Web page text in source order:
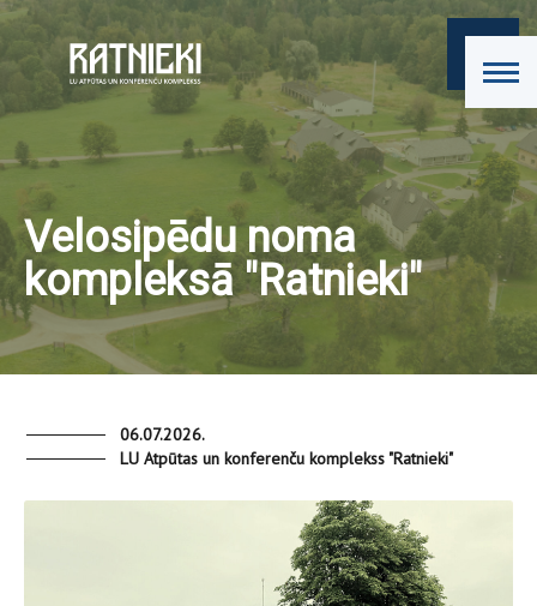
Velosipēdu noma
kompleksā "Ratnieki"
06.07.2026.
LU Atpūtas un konferenču komplekss "Ratnieki"